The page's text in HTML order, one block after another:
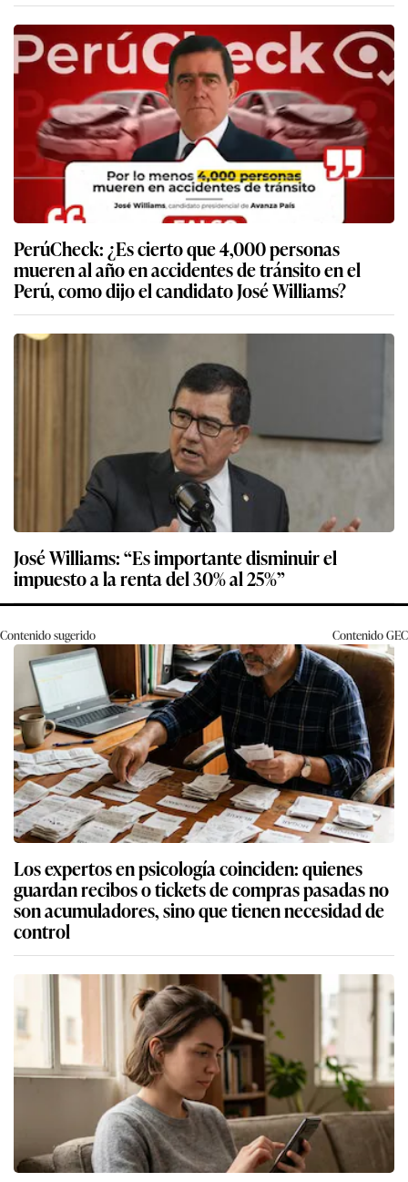
PerúCheck: ¿Es cierto que 4,000 personas
mueren al año en accidentes de tránsito en el
Perú, como dijo el candidato José Williams?
José Williams: “Es importante disminuir el
impuesto a la renta del 30% al 25%”
Contenido sugerido ContenidoGEC
Los expertos en psicología coinciden: quienes
guardan recibos o tickets de compras pasadas no
son acumuladores, sino que tienen necesidad de
control